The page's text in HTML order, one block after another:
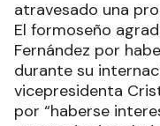
atravesado una
El formoseño
Fernández por
durante su
vicepresidenta
por “haberse